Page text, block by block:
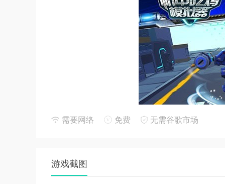
需要网络 免费 无需谷歌市场
游戏截图